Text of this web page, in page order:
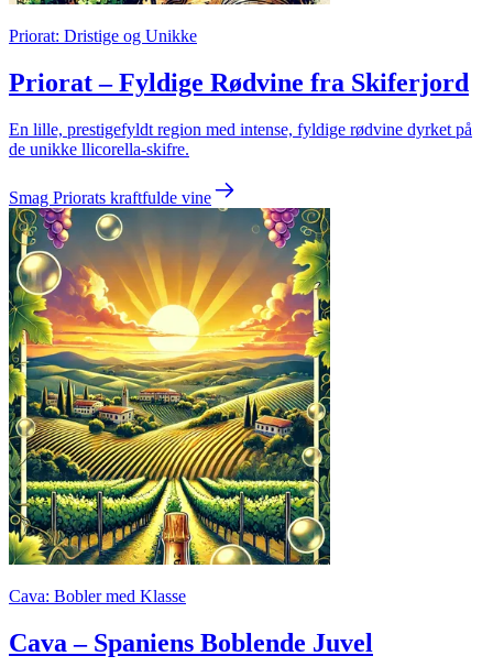
Priorat: Dristige og Unikke
Priorat – Fyldige Rødvine fra Skiferjord
En lille, prestigefyldt region med intense, fyldige rødvine dyrket på
de unikke llicorella-skifre.
Smag Priorats kraftfulde vine
Cava: Bobler med Klasse
Cava – Spaniens Boblende Juvel